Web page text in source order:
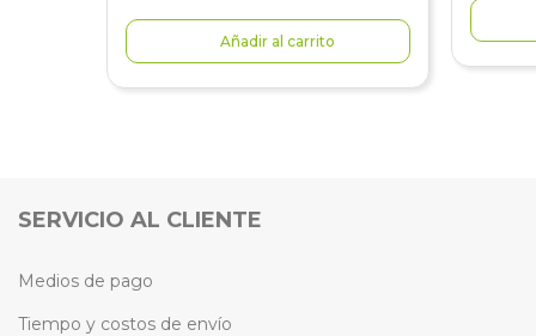
Añadir al carrito
SERVICIO AL CLIENTE
Medios de pago
Tiempo y costos de envío